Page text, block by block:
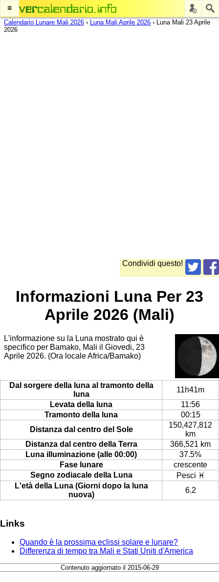
≡
Calendario Lunare Mali 2026 › Luna Mali Aprile 2026 › Luna Mali 23 Aprile
2026
Condividi questo!
Informazioni Luna Per 23
Aprile 2026 (Mali)
L'informazione su la Luna mostrato qui è
specifico per Bamako, Mali il Giovedi, 23
Aprile 2026. (Ora locale Africa/Bamako)
Dal sorgere della luna al tramonto della
luna
11h41m
Levata della luna
11:56
Tramonto della luna
00:15
Distanza dal centro del Sole
150,427,812
km
Distanza dal centro della Terra
366,521 km
Luna illuminazione (alle 00:00)
37.5%
Fase lunare
crescente
Segno zodiacale della Luna
Pesci ♓
L'età della Luna (Giorni dopo la luna
nuova)
6.2
Links
Quando è la prossima eclissi solare e lunare?
Differenza di tempo tra Mali e Stati Uniti d'America
Contenuto aggiornato il 2015-06-29